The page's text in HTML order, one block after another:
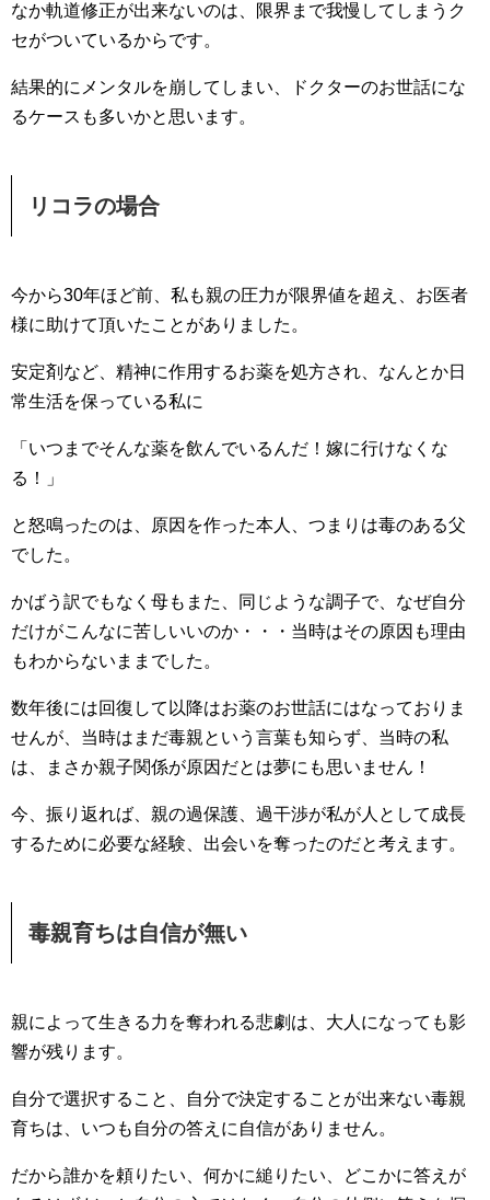
なか軌道修正が出来ないのは、限界まで我慢してしまうク
セがついているからです。
結果的にメンタルを崩してしまい、ドクターのお世話にな
るケースも多いかと思います。
リコラの場合
今から30年ほど前、私も親の圧力が限界値を超え、お医者
様に助けて頂いたことがありました。
安定剤など、精神に作用するお薬を処方され、なんとか日
常生活を保っている私に
「いつまでそんな薬を飲んでいるんだ！嫁に行けなくな
る！」
と怒鳴ったのは、原因を作った本人、つまりは毒のある父
でした。
かばう訳でもなく母もまた、同じような調子で、なぜ自分
だけがこんなに苦しいいのか・・・当時はその原因も理由
もわからないままでした。
数年後には回復して以降はお薬のお世話にはなっておりま
せんが、当時はまだ毒親という言葉も知らず、当時の私
は、まさか親子関係が原因だとは夢にも思いません！
今、振り返れば、親の過保護、過干渉が私が人として成長
するために必要な経験、出会いを奪ったのだと考えます。
毒親育ちは自信が無い
親によって生きる力を奪われる悲劇は、大人になっても影
響が残ります。
自分で選択すること、自分で決定することが出来ない毒親
育ちは、いつも自分の答えに自信がありません。
だから誰かを頼りたい、何かに縋りたい、どこかに答えが